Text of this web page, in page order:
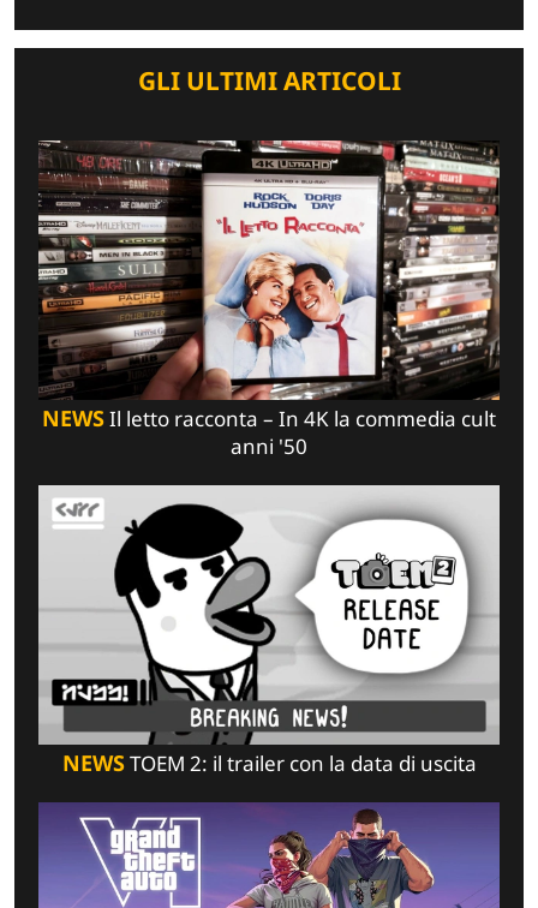
GLI ULTIMI ARTICOLI
NEWSIl letto racconta – In 4K la commedia cult
anni '50
NEWSTOEM 2: il trailer con la data di uscita